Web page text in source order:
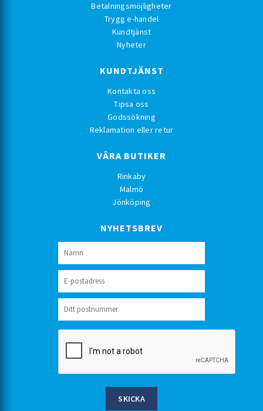
Betalningsmöjligheter
Trygg e-handel
Kundtjänst
Nyheter
KUNDTJÄNST
Kontakta oss
Tipsa oss
Godssökning
Reklamation eller retur
VÅRA BUTIKER
Rinkaby
Malmö
Jönköping
NYHETSBREV
SKICKA